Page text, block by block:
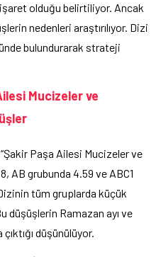
olduğu belirtiliyor. Ancak
nedenleri araştırılıyor. Dizi
bulundurarak strateji
Mucizeler ve
“Şakir Paşa Ailesi Mucizeler ve
AB grubunda 4.59 ve ABC1
tüm gruplarda küçük
düşüşlerin Ramazan ayı ve
düşünülüyor.